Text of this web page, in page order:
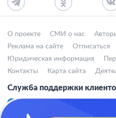
О проекте СМИ о нас
Реклама на сайте
Отписаться
Юридическая информация
Контакты
Карта сайта
Служба поддержки
В Max
В Телеграм